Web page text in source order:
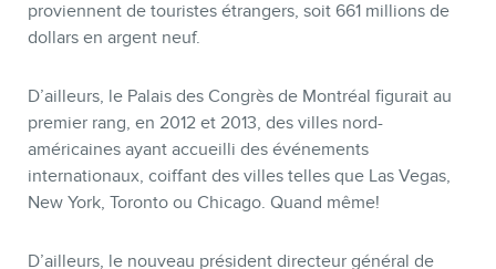
proviennent de touristes étrangers, soit 661 millions de
dollars en argent neuf.
D’ailleurs, le Palais des Congrès de Montréal figurait au
premier rang, en 2012 et 2013, des villes nord-
américaines ayant accueilli des événements
internationaux, coiffant des villes telles que Las Vegas,
New York, Toronto ou Chicago. Quand même!
D’ailleurs, le nouveau président directeur général de